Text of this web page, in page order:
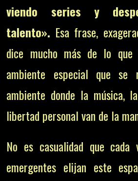
viendo series y
talento». Esa frase,
dice mucho más de lo
ambiente especial que se
ambiente donde la música,
libertad personal van de la
No es casualidad que
emergentes elijan este